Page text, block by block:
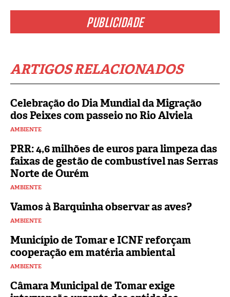
PUBLICIDADE
ARTIGOS RELACIONADOS
Celebração do Dia Mundial da Migração
dos Peixes com passeio no Rio Alviela
AMBIENTE
PRR: 4,6 milhões de euros para limpeza das
faixas de gestão de combustível nas Serras
Norte de Ourém
AMBIENTE
Vamos à Barquinha observar as aves?
AMBIENTE
Município de Tomar e ICNF reforçam
cooperação em matéria ambiental
AMBIENTE
Câmara Municipal de Tomar exige